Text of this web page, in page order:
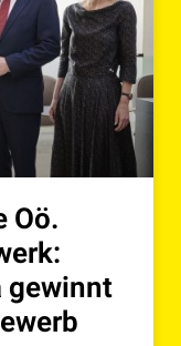
Oö.
gewinnt